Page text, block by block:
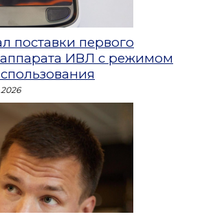
поставки первого
аппарата ИВЛ с режимом